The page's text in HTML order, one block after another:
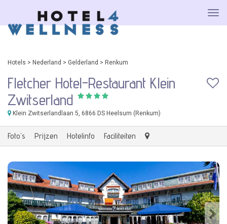
Hotels > Nederland > Gelderland > Renkum
Fletcher Hotel-Restaurant Klein
Zwitserland
Klein Zwitserlandlaan 5, 6866 DS Heelsum (Renkum)
Foto's Prijzen Hotelinfo Faciliteiten